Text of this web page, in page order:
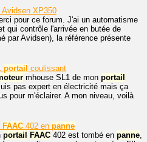
Avidsen XP350
pour ce forum. J'ai un automatisme
qui contrôle l'arrivée en butée de
par Avidsen), la référence présente
portail coulissant
mhouse SL1 de mon portail
pas expert en électricité mais ça
pour m'éclairer. A mon niveau, voilà
FAAC 402 en panne
portail FAAC 402 est tombé en panne